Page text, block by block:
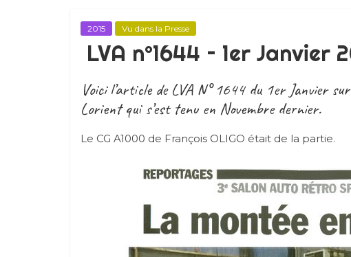
2015 Vu dans la Presse
LVA n°1644 – 1er Janvier
Voici l’article de LVA N° 1644 du 1er Janvier
Lorient qui s’est tenu en Novembre dernier.
Le CG A1000 de François OLIGO était de la partie.